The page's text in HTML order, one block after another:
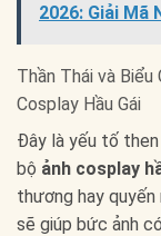
2026: Giải Mã
Thần Thái và Biểu
Cosplay Hầu Gái
Đây là yếu tố
bộ ảnh cosplay
thương hay quyến
sẽ giúp bức ảnh